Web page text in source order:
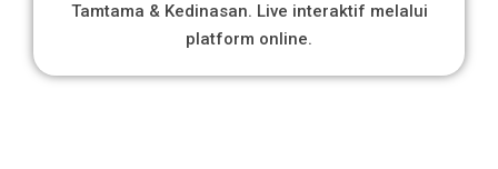
Tamtama & Kedinasan. Live interaktif melalui
platform online.